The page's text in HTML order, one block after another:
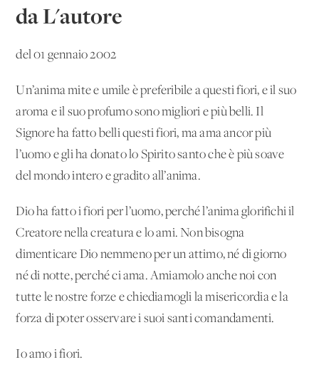
da L'autore
del 01 gennaio 2002
Un’anima mite e umile è preferibile a questi fiori, e il suo
aroma e il suo profumo sono migliori e più belli. Il
Signore ha fatto belli questi fiori, ma ama ancor più
l’uomo e gli ha donato lo Spirito santo che è più soave
del mondo intero e gradito all’anima.
Dio ha fatto i fiori per l’uomo, perché l’anima glorifichi il
Creatore nella creatura e lo ami. Non bisogna
dimenticare Dio nemmeno per un attimo, né di giorno
né di notte, perché ci ama. Amiamolo anche noi con
tutte le nostre forze e chiediamogli la misericordia e la
forza di poter osservare i suoi santi comandamenti.
Io amo i fiori.